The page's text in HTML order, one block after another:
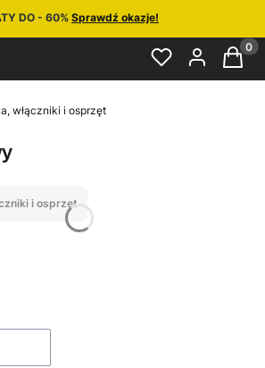
DO - 60%Sprawdź okazje!
włączniki i osprzęt
i osprzęt